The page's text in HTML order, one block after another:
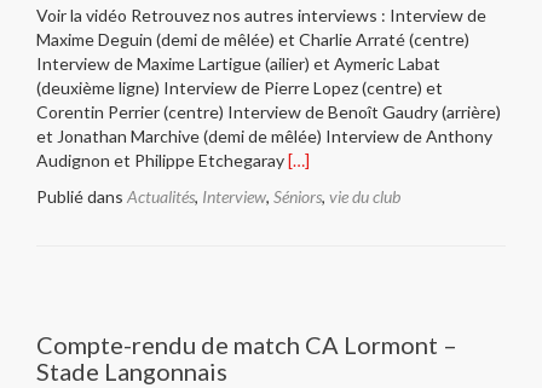
Voir la vidéo Retrouvez nos autres interviews : Interview de
Maxime Deguin (demi de mêlée) et Charlie Arraté (centre)
Interview de Maxime Lartigue (ailier) et Aymeric Labat
(deuxième ligne) Interview de Pierre Lopez (centre) et
Corentin Perrier (centre) Interview de Benoît Gaudry (arrière)
et Jonathan Marchive (demi de mêlée) Interview de Anthony
Audignon et Philippe EtchegarayEn
plus
:
[…]
Publié dans Actualités, Interview, Séniors, vie du club
Compte-rendu de match CA Lormont –
Stade Langonnais